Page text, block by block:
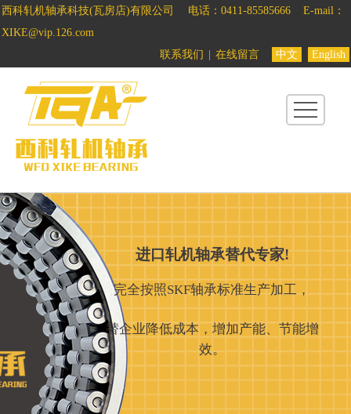
西科轧机轴承科技(瓦房店)有限公司 电话：0411-85585666
E-mail：
XIKE@vip.126.com
联系我们
在线留言 中文 English
首
科
产
心
进口轧机轴承替代专家!
完全按照SKF轴承标准生产加工，
替企业降低成本，增加产能、节能增
效。